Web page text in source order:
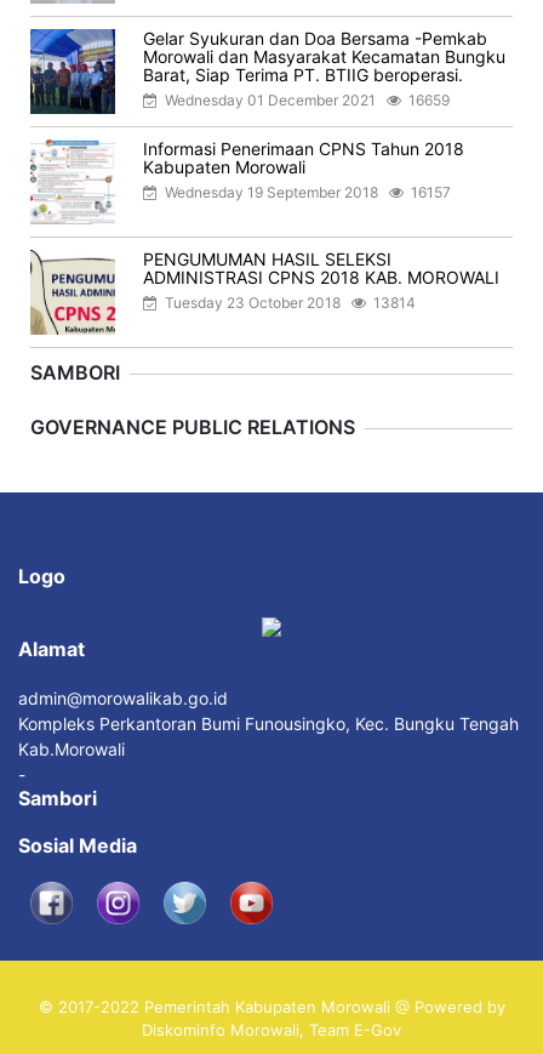
Gelar Syukuran dan Doa Bersama -Pemkab
Morowali dan Masyarakat Kecamatan Bungku
Barat, Siap Terima PT. BTIIG beroperasi.
Wednesday 01 December 2021 16659
Informasi Penerimaan CPNS Tahun 2018
Kabupaten Morowali
Wednesday 19 September 2018 16157
PENGUMUMAN HASIL SELEKSI
ADMINISTRASI CPNS 2018 KAB. MOROWALI
Tuesday 23 October 2018 13814
SAMBORI
Previous
GOVERNANCE PUBLIC RELATIONS
Logo
Alamat
admin@morowalikab.go.id
Kompleks Perkantoran Bumi Funousingko, Kec. Bungku Tengah
Kab.Morowali
-
Sambori
Sosial Media
© 2017-2022 Pemerintah Kabupaten Morowali @ Powered by
Diskominfo Morowali, Team E-Gov